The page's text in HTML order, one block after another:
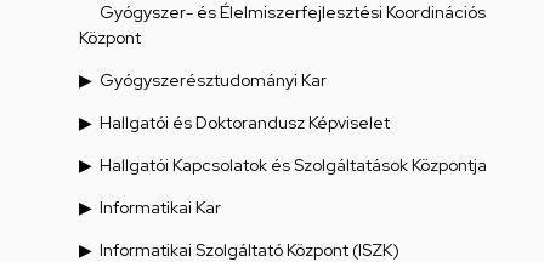
Gyógyszer- és Élelmiszerfejlesztési Koordinációs
Központ
Gyógyszerésztudományi Kar
Hallgatói és Doktorandusz Képviselet
Hallgatói Kapcsolatok és Szolgáltatások Központja
Informatikai Kar
Informatikai Szolgáltató Központ (ISZK)